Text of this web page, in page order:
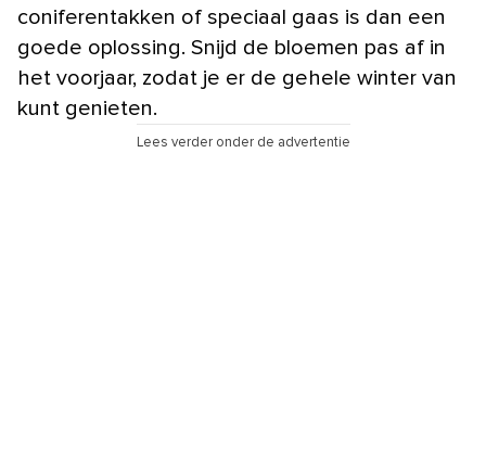
coniferentakken of speciaal gaas is dan een
goede oplossing. Snijd de bloemen pas af in
het voorjaar, zodat je er de gehele winter van
kunt genieten.
Lees verder onder de advertentie